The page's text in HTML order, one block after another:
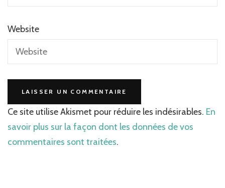
Website
Ce site utilise Akismet pour réduire les indésirables. En
savoir plus sur la façon dont les données de vos
commentaires sont traitées.